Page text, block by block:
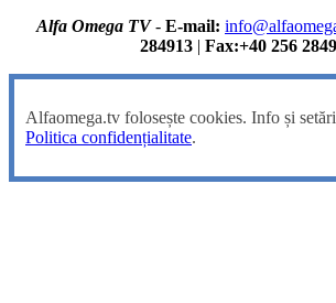
Alfa Omega TV- E-mail:
284913| Fax:+40 256
Alfaomega.tv folosește cookies. Info și
Politica confidențialitate.